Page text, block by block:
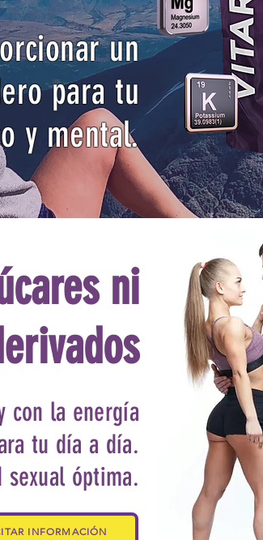
un
para tu
y mental.
ni
con la energía
tu día a día.
óptima.
INFORMACIÓN